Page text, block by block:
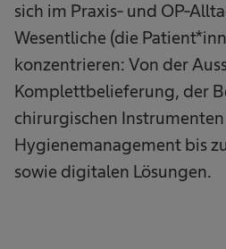
sich im Praxis- und OP-
Wesentliche (die
konzentrieren: Von der
Komplettbelieferung, der
chirurgischen
Hygienemanagement bis
sowie digitalen Lösungen.